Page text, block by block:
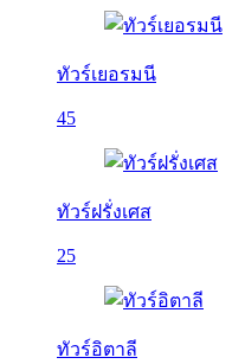
ทัวร์เยอรมนี
45
ทัวร์ฝรั่งเศส
25
ทัวร์อิตาลี